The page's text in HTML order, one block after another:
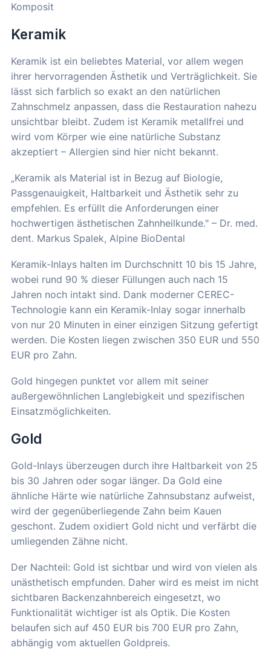
Komposit
Keramik
Keramik ist ein beliebtes Material, vor allem wegen
ihrer hervorragenden Ästhetik und Verträglichkeit. Sie
lässt sich farblich so exakt an den natürlichen
Zahnschmelz anpassen, dass die Restauration nahezu
unsichtbar bleibt. Zudem ist Keramik metallfrei und
wird vom Körper wie eine natürliche Substanz
akzeptiert – Allergien sind hier nicht bekannt.
„Keramik als Material ist in Bezug auf Biologie,
Passgenauigkeit, Haltbarkeit und Ästhetik sehr zu
empfehlen. Es erfüllt die Anforderungen einer
hochwertigen ästhetischen Zahnheilkunde." – Dr. med.
dent. Markus Spalek, Alpine BioDental
Keramik-Inlays halten im Durchschnitt 10 bis 15 Jahre,
wobei rund 90 % dieser Füllungen auch nach 15
Jahren noch intakt sind. Dank moderner CEREC-
Technologie kann ein Keramik-Inlay sogar innerhalb
von nur 20 Minuten in einer einzigen Sitzung gefertigt
werden. Die Kosten liegen zwischen 350 EUR und 550
EUR pro Zahn.
Gold hingegen punktet vor allem mit seiner
außergewöhnlichen Langlebigkeit und spezifischen
Einsatzmöglichkeiten.
Gold
Gold-Inlays überzeugen durch ihre Haltbarkeit von 25
bis 30 Jahren oder sogar länger. Da Gold eine
ähnliche Härte wie natürliche Zahnsubstanz aufweist,
wird der gegenüberliegende Zahn beim Kauen
geschont. Zudem oxidiert Gold nicht und verfärbt die
umliegenden Zähne nicht.
Der Nachteil: Gold ist sichtbar und wird von vielen als
unästhetisch empfunden. Daher wird es meist im nicht
sichtbaren Backenzahnbereich eingesetzt, wo
Funktionalität wichtiger ist als Optik. Die Kosten
belaufen sich auf 450 EUR bis 700 EUR pro Zahn,
abhängig vom aktuellen Goldpreis.